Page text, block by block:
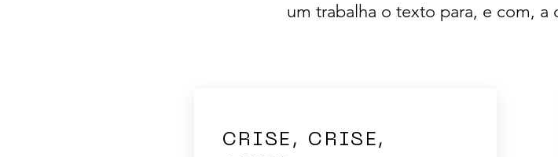
um trabalha o texto para, e com, a
CRISE, CRISE,